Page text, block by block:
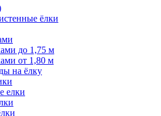
ёлки
до 1,75 м
от 1,80 м
на ёлку
елки